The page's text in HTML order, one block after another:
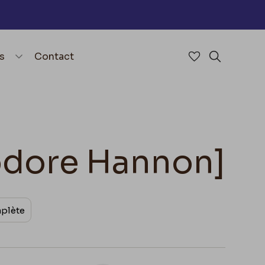
Contact Accéder à
Hannon]